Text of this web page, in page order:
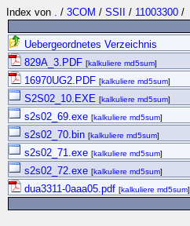
Index von . / 3COM / SSII / 11003300 /
Uebergeordnetes Verzeichnis
829A_3.PDF [kalkuliere md5sum]
16970UG2.PDF [kalkuliere md5sum]
S2S02_10.EXE [kalkuliere md5sum]
s2s02_69.exe [kalkuliere md5sum]
s2s02_70.bin [kalkuliere md5sum]
s2s02_71.exe [kalkuliere md5sum]
s2s02_72.exe [kalkuliere md5sum]
dua3311-0aaa05.pdf [kalkuliere md5sum]